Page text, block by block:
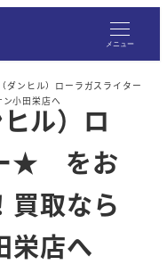
メニュー
ンヒル）ローラガスライター
小田栄店へ
ル）ロ
★ をお
買取なら
栄店へ